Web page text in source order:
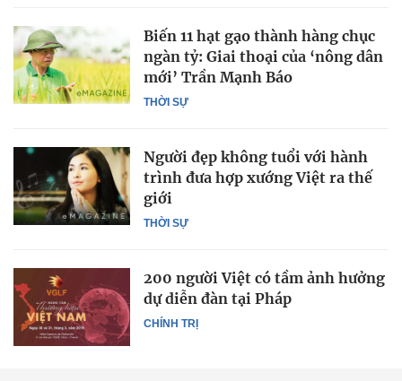
THỜI SỰ
Biến 11 hạt gạo thành hàng chục
ngàn tỷ: Giai thoại của ‘nông dân
mới’ Trần Mạnh Báo
THỜI SỰ
Người đẹp không tuổi với hành
trình đưa hợp xướng Việt ra thế
giới
CHÍNH TRỊ
200 người Việt có tầm ảnh hưởng
dự diễn đàn tại Pháp